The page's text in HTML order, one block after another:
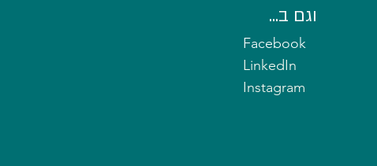
אם לא תמהרו - המועמדים פשוט
וגם ב...
Facebook
LinkedIn
Instagram